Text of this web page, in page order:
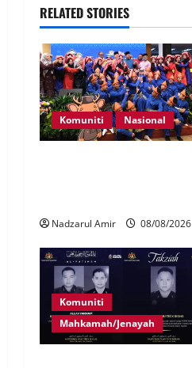
RELATED STORIES
Komuniti Nasional
Nadzarul Amir 08/08/2026
Komuniti
Mahkamah/Jenayah